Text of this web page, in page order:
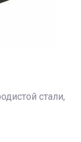
стали,